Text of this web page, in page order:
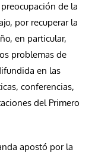
de la
por recuperar la
en particular,
problemas de
en las
conferencias,
del Primero
apostó por la